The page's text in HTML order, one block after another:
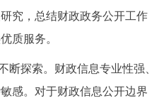
究，总结财政政务公开工作
质服务。
探索。财政信息专业性强、
感。对于财政信息公开边界